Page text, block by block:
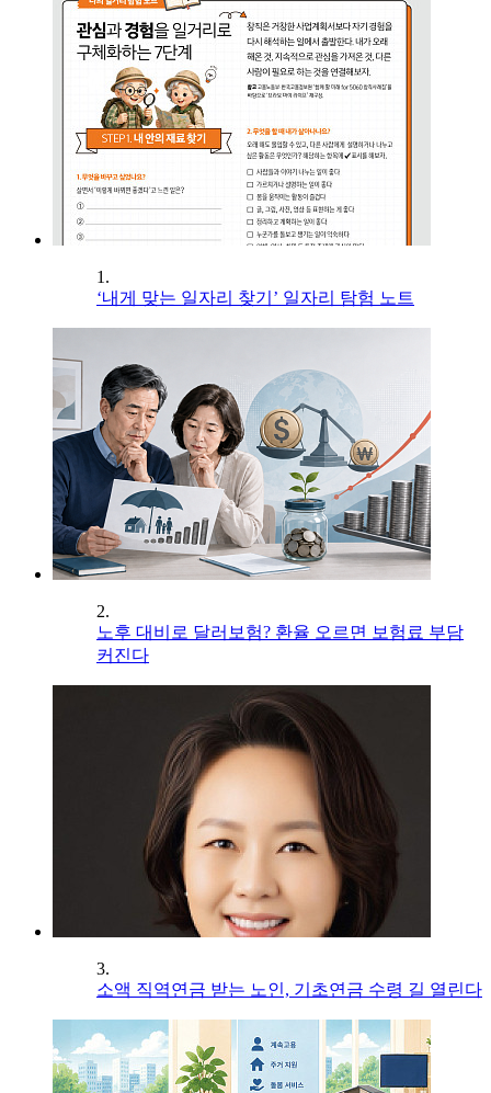
1.
‘내게 맞는 일자리 찾기’ 일자리 탐험 노트
2.
노후 대비로 달러보험? 환율 오르면 보험료 부담
커진다
3.
소액 직역연금 받는 노인, 기초연금 수령 길 열린다